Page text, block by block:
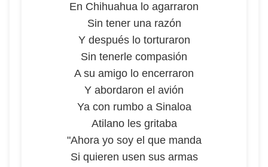
En Chihuahua lo agarraron
Sin tener una razón
Y después lo torturaron
Sin tenerle compasión
A su amigo lo encerraron
Y abordaron el avión
Ya con rumbo a Sinaloa
Atilano les gritaba
"Ahora yo soy el que manda
Si quieren usen sus armas